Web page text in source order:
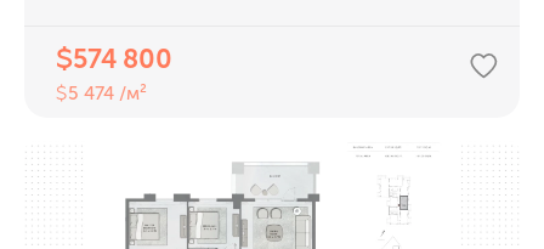
$574 800
$5 474 /м²